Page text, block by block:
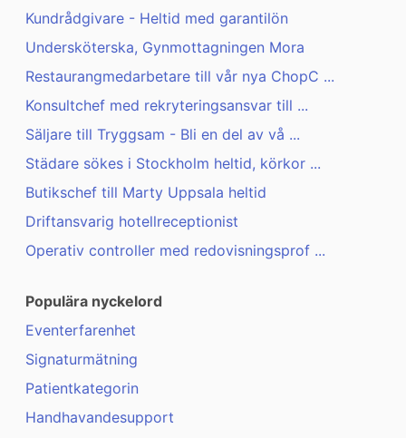
Kundrådgivare - Heltid med garantilön
Undersköterska, Gynmottagningen Mora
Restaurangmedarbetare till vår nya ChopC ...
Konsultchef med rekryteringsansvar till ...
Säljare till Tryggsam - Bli en del av vå ...
Städare sökes i Stockholm heltid, körkor ...
Butikschef till Marty Uppsala heltid
Driftansvarig hotellreceptionist
Operativ controller med redovisningsprof ...
Populära nyckelord
Eventerfarenhet
Signaturmätning
Patientkategorin
Handhavandesupport